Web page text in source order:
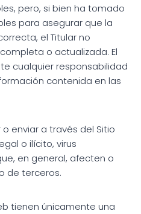
pero, si bien ha tomado
para asegurar que la
el Titular no
o actualizada. El
cualquier responsabilidad
contenida en las
enviar a través del Sitio
o ilícito, virus
en general, afecten o
de terceros.
tienen únicamente una